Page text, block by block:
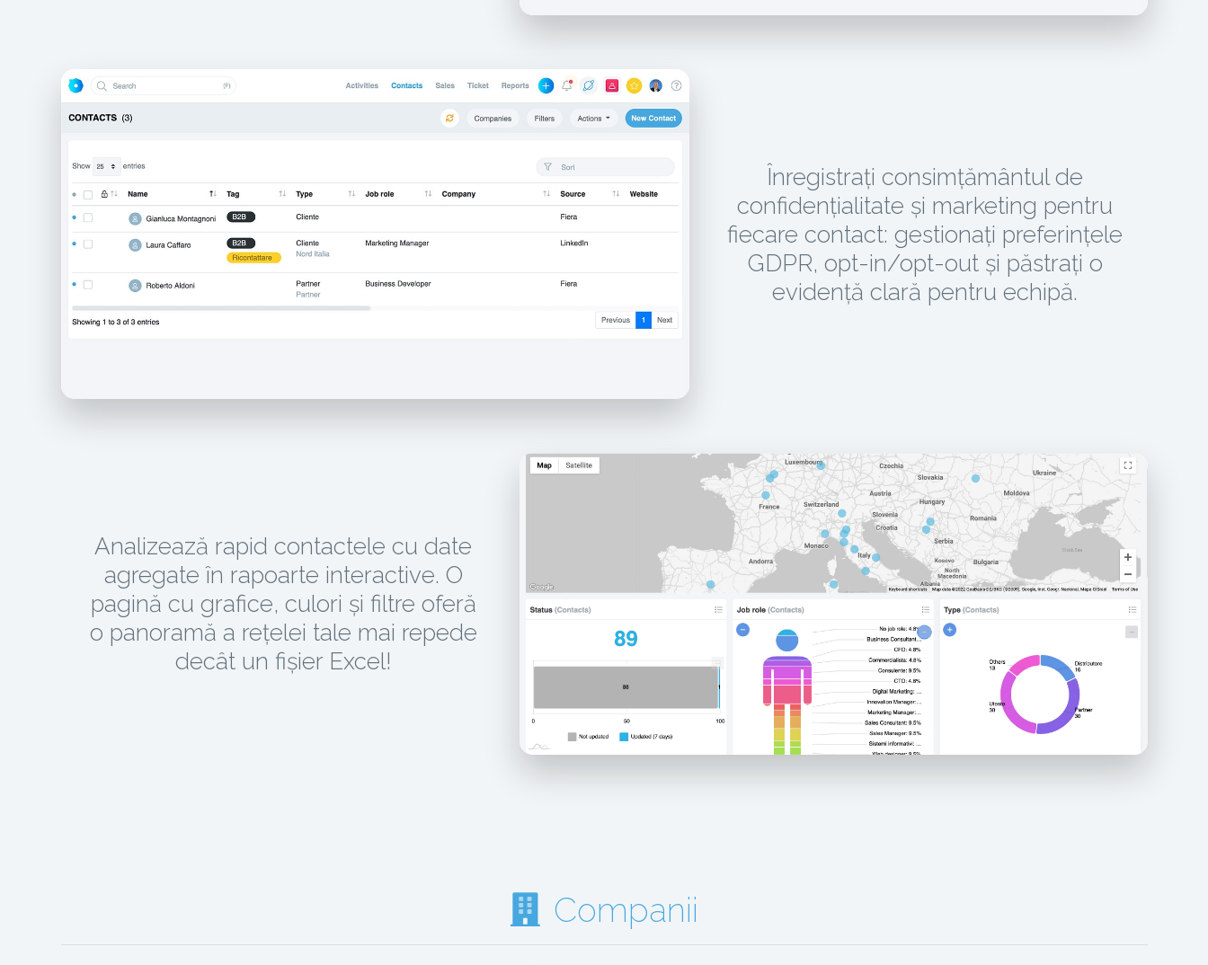
Înregistrați consimțământul de
confidențialitate și marketing pentru
fiecare contact: gestionați preferințele
GDPR, opt-in/opt-out și păstrați o
evidență clară pentru echipă.
Analizează rapid contactele cu date
agregate în rapoarte interactive. O
pagină cu grafice, culori și filtre oferă
o panoramă a rețelei tale mai repede
decât un fișier Excel!
Companii